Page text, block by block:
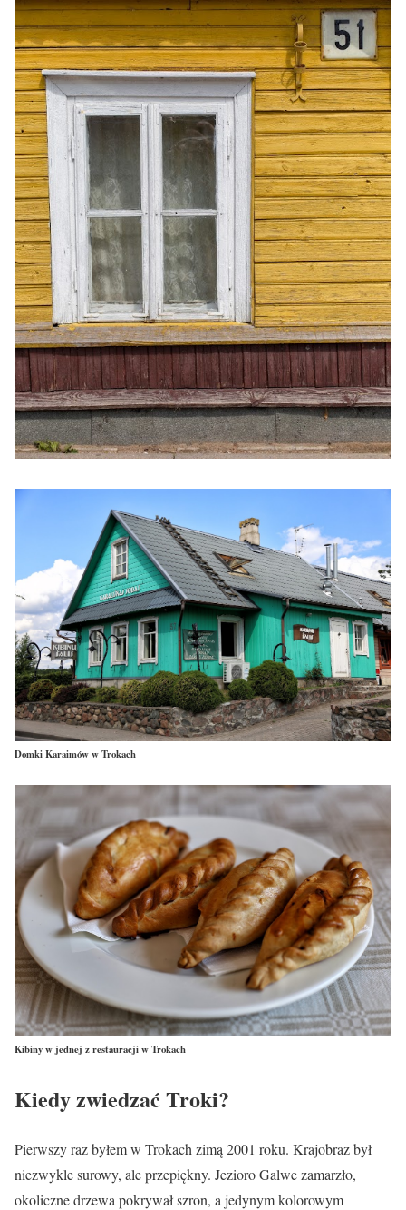
Domki Karaimów w Trokach
Kibiny w jednej z restauracji w Trokach
Kiedy zwiedzać Troki?
Pierwszy raz byłem w Trokach zimą 2001 roku. Krajobraz był
niezwykle surowy, ale przepiękny. Jezioro Galwe zamarzło,
okoliczne drzewa pokrywał szron, a jedynym kolorowym